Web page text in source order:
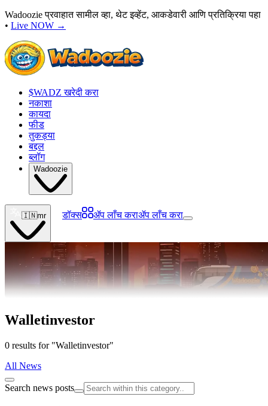
Wadoozie प्रवाहात सामील व्हा, थेट इव्हेंट, आकडेवारी आणि प्रतिक्रिया पहा
• Live NOW →
$WADZ खरेदी करा
नकाशा
कायदा
फीड
तुकड्या
बद्दल
ब्लॉग
Wadoozie
🇮🇳mr डॉक्स ॲप लाँच कराॲप लाँच करा
Walletinvestor
0 results for "Walletinvestor"
All News
Search news posts